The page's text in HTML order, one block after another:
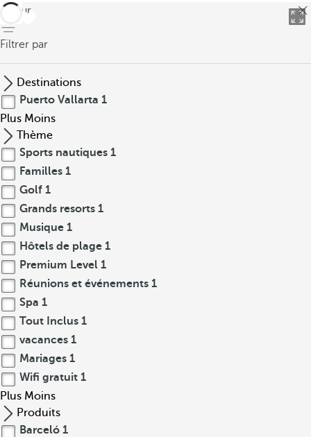
retour
Filtrer par
Destinations
Puerto Vallarta 1
Plus Moins
Thème
Sports nautiques 1
Familles 1
Golf 1
Grands resorts 1
Musique 1
Hôtels de plage 1
Premium Level 1
Réunions et événements 1
Spa 1
Tout Inclus 1
vacances 1
Mariages 1
Wifi gratuit 1
Plus Moins
Produits
Barceló 1